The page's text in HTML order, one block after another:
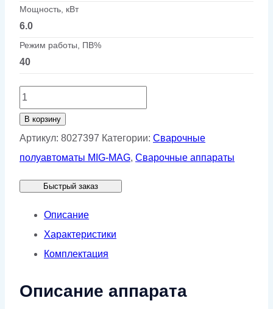
Мощность, кВт
6.0
Режим работы, ПВ%
40
Количество
товара
Полуавтомат
КЕДР
220
Compact
(230В,
В корзину
Артикул: 8027397 Категории: Сварочные
полуавтоматы MIG-MAG, Сварочные аппараты
Быстрый заказ
Описание
Характеристики
Комплектация
Описание аппарата